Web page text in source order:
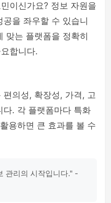
이신가요? 정보 자원을
을 좌우할 수 있습니
맞는 플랫폼을 정확히
합니다.
의성, 확장성, 가격, 고
다. 각 플랫폼마다 특화
용하면 큰 효과를 볼 수
관리의 시작입니다." -